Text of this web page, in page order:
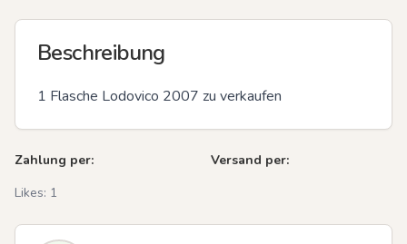
Beschreibung
1 Flasche Lodovico 2007 zu verkaufen
Zahlung per:
Versand per:
Likes: 1